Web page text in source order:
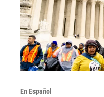
En Español